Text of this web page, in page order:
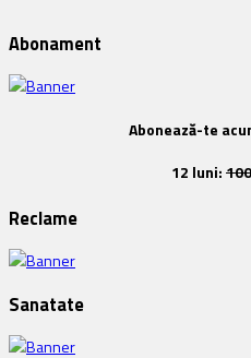
Abonament
Abonează-te
12 luni:
Reclame
Sanatate